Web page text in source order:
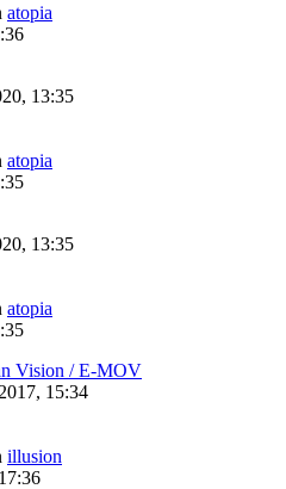
atopia
13:35
atopia
13:35
atopia
Vision / E-MOV
15:34
illusion